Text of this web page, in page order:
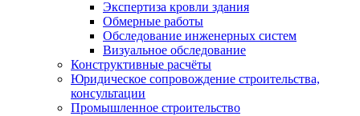
Экспертиза кровли здания
Обмерные работы
Обследование инженерных систем
Визуальное обследование
Конструктивные расчёты
Юридическое сопровождение строительства,
консультации
Промышленное строительство